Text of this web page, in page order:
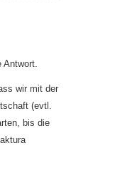
wir mit der
(evtl.
bis die